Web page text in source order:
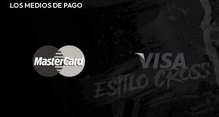
LOS MEDIOS DE PAGO